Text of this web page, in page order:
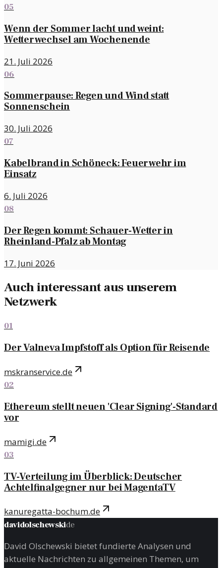
05
Wenn der Sommer lacht und weint:
Wetterwechsel am Wochenende
21. Juli 2026
06
Sommerpause: Regen und Wind statt
Sonnenschein
30. Juli 2026
07
Kabelbrand in Schöneck: Feuerwehr im
Einsatz
6. Juli 2026
08
Der Regen kommt: Schauer-Wetter in
Rheinland-Pfalz ab Montag
17. Juni 2026
Auch interessant aus unserem
Netzwerk
01
Der Valneva Impfstoff als Option für Reisende
mskranservice.de
02
Ethereum stellt neuen 'Clear Signing'-Standard
vor
mamigi.de
03
TV-Verteilung im Überblick: Deutscher
Achtelfinalgegner nur bei MagentaTV
kanuregatta-bochum.de
davidolschewskide
David Olschewski bietet fundierte Analysen und
aktuelle Nachrichten zu allgemeinen Themen, um